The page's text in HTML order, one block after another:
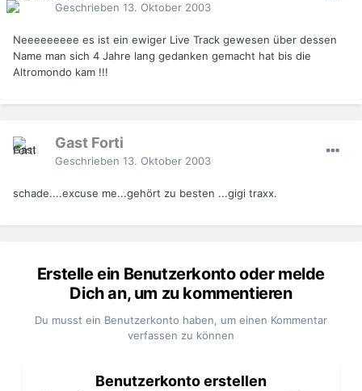
Geschrieben 13. Oktober 2003
Neeeeeeeee es ist ein ewiger Live Track gewesen über dessen
Name man sich 4 Jahre lang gedanken gemacht hat bis die
Altromondo kam !!!
Gast Forti
Geschrieben 13. Oktober 2003
schade....excuse me...gehört zu besten ...gigi traxx.
Erstelle ein Benutzerkonto oder melde
Dich an, um zu kommentieren
Du musst ein Benutzerkonto haben, um einen Kommentar
verfassen zu können
Benutzerkonto erstellen